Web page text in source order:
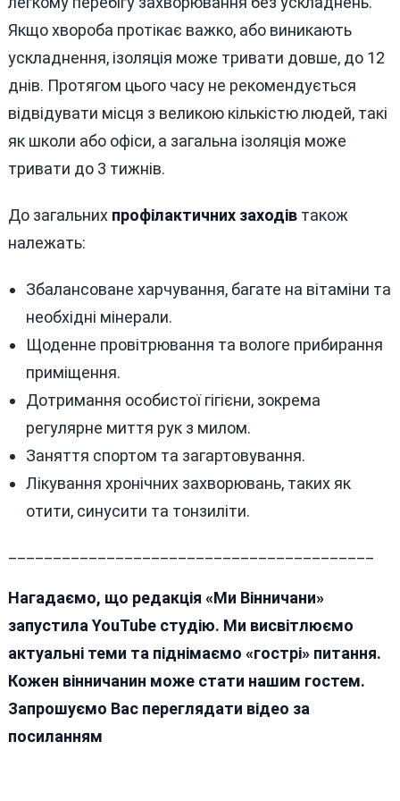
Якщо хвороба протікає важко, або виникають
ускладнення, ізоляція може тривати довше, до 12
днів. Протягом цього часу не рекомендується
відвідувати місця з великою кількістю людей, такі
як школи або офіси, а загальна ізоляція може
тривати до 3 тижнів.
До загальних профілактичних заходівтакож
належать:
Збалансоване харчування, багате на вітаміни та
необхідні мінерали.
Щоденне провітрювання та вологе прибирання
приміщення.
Дотримання особистої гігієни, зокрема
регулярне миття рук з милом.
Заняття спортом та загартовування.
Лікування хронічних захворювань, таких як
отити, синусити та тонзиліти.
Нагадаємо, що редакція «Ми Вінничани»
запустила YouTube студію. Ми висвітлюємо
актуальні теми та піднімаємо «гострі» питання.
Кожен вінничанин може стати нашим гостем.
Запрошуємо Вас переглядати відео за
посиланням